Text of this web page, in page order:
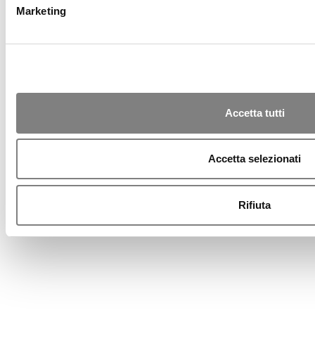
Marketing
Accetta tutti
Accetta selezionati
Rifiuta
Blocco Carte
Privacy
Note Legali
Reclami e ABF
P.IVA 12870770158